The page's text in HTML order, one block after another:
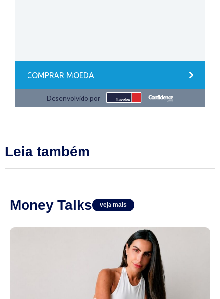
Leia também
Money Talks veja mais